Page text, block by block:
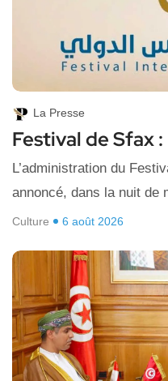
La Presse
Festival de Sfax
L’administration du
annoncé, dans la nuit de
Culture 6 août 2026